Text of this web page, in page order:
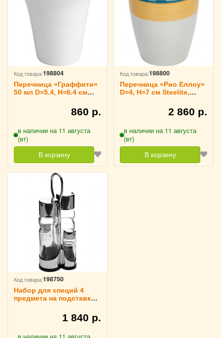
Код товара:198804
Перечница «Граффити»
50 мл D=5.4, H=6.4 см
860 р.
в наличии на 11 августа
(вт)
В корзину
Код товара:198800
Перечница «Рио Еллоу»
D=4, H=7 см Steelite,
2 860 р.
в наличии на 11 августа
(вт)
В корзину
Код товара:198750
Набор для специй 4
предмета на подставке
1 840 р.